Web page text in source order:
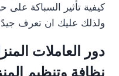
كيفية تأثير السباكة على
ولذلك عليك ان تعرف
دور العاملات
نظافة وتنظيم